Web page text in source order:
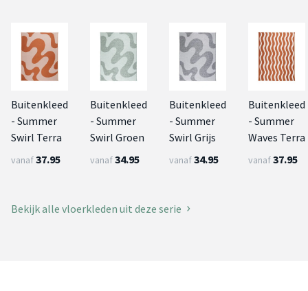
Buitenkleed
- Summer
Swirl Terra
vanaf37.95
Buitenkleed
- Summer
Swirl Groen
vanaf34.95
Buitenkleed
- Summer
Swirl Grijs
vanaf34.95
Buitenkleed
- Summer
Waves Terra
vanaf37.95
Bekijk alle vloerkleden uit deze serie